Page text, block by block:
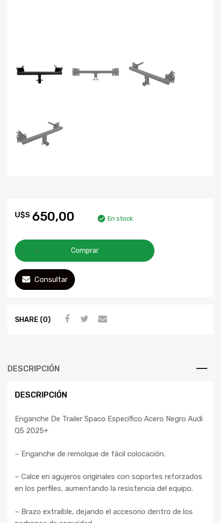
U$S 650,00 En stock
Comprar
Consultar
SHARE (0)
DESCRIPCIÓN
DESCRIPCIÓN
Enganche De Trailer Spaco Específico Acero Negro Audi
Q5 2025+
– Enganche de remolque de fácil colocación.
– Calce en agujeros originales con soportes reforzados
en los perfiles, aumentando la resistencia del equipo.
– Brazo extraíble, dejando el accesorio dentro de los